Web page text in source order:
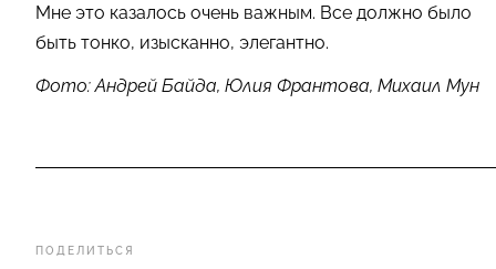
ПОДЕЛИТЬСЯ
Мне это казалось очень важным. Все должно было
быть тонко, изысканно, элегантно.
Фото: Андрей Байда, Юлия Франтова, Михаил Мун